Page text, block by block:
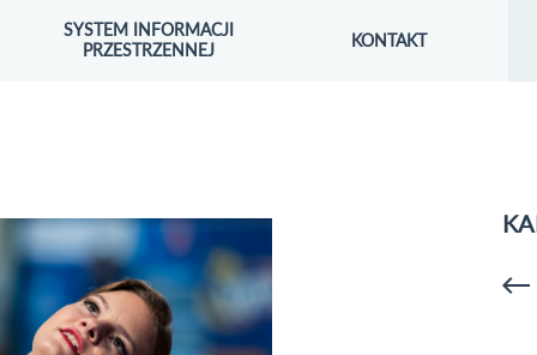
SYSTEM INFORMACJI
PRZESTRZENNEJ
OTWORZY SIĘ W NOWYM OKNIE KONTAKT